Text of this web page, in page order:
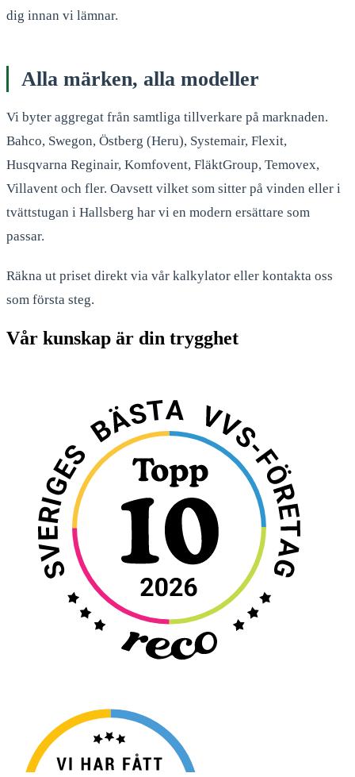
dig innan vi lämnar.
Alla märken, alla modeller
Vi byter aggregat från samtliga tillverkare på marknaden.
Bahco, Swegon, Östberg (Heru), Systemair, Flexit,
Husqvarna Reginair, Komfovent, FläktGroup, Temovex,
Villavent och fler. Oavsett vilket som sitter på vinden eller i
tvättstugan i Hallsberg har vi en modern ersättare som
passar.
Räkna ut priset direkt via vår kalkylator eller kontakta oss
som första steg.
Vår kunskap är din trygghet